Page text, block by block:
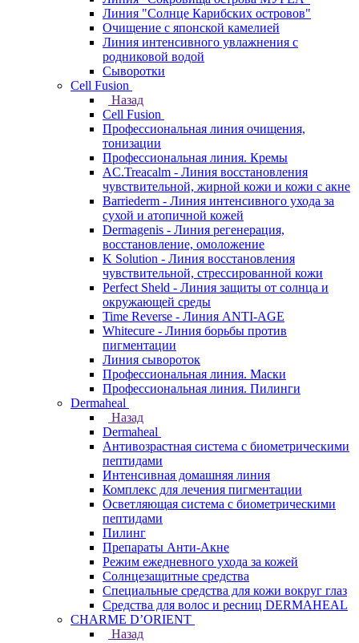
Линия "Солнце Карибских островов"
Очищение с японской камелией
Линия интенсивного увлажнения с
родниковой водой
Сыворотки
Cell Fusion
Назад
Cell Fusion
Профессиональная линия очищения,
тонизации
Профессиональная линия. Кремы
AC.Treacalm - Линия восстановления
чувствительной, жирной кожи и кожи с акне
Barriederm - Линия интенсивного ухода за
сухой и атопичной кожей
Dermagenis - Линия регенерация,
восстановление, омоложение
K Solution - Линия восстановления
чувствительной, стрессированной кожи
Perfect Sheld - Линия защиты от солнца и
окружающей среды
Time Reverse - Линия ANTI-AGE
Whitecure - Линия борьбы против
пигментации
Линия сывороток
Профессиональная линия. Маски
Профессиональная линия. Пилинги
Dermaheal
Назад
Dermaheal
Антивозрастная система с биометрическими
пептидами
Интенсивная домашняя линия
Комплекс для лечения пигментации
Осветляющая система с биометрическими
пептидами
Пилинг
Препараты Анти-Акне
Режим ежедневного ухода за кожей
Солнцезащитные средства
Специальные средства для кожи вокруг глаз
Средства для волос и ресниц DERMAHEAL
CHARME D’ORIENT
Назад